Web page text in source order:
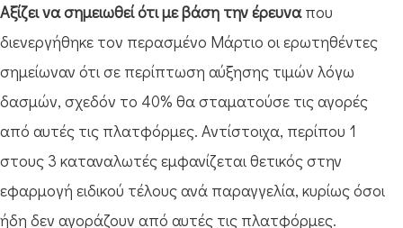
Αξίζει να σημειωθεί ότι με βάση την έρευναπου
διενεργήθηκε τον περασμένο Μάρτιο οι ερωτηθέντες
σημείωναν ότι σε περίπτωση αύξησης τιμών λόγω
δασμών, σχεδόν το 40% θα σταματούσε τις αγορές
από αυτές τις πλατφόρμες. Αντίστοιχα, περίπου 1
στους 3 καταναλωτές εμφανίζεται θετικός στην
εφαρμογή ειδικού τέλους ανά παραγγελία, κυρίως όσοι
ήδη δεν αγοράζουν από αυτές τις πλατφόρμες.